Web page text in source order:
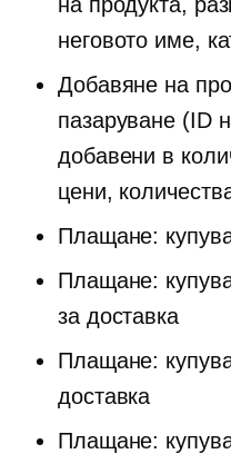
неговото име,
Добавяне на
пазаруване (ID
добавени в
цени,
Плащане:
Плащане:
за доставка
Плащане:
доставка
Плащане: